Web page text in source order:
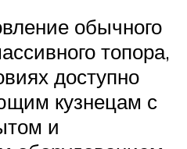
обычного
топора,
доступно
кузнецам с
и